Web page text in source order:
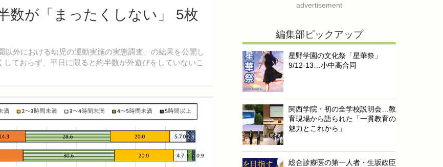
数が「まったくしない」 5枚
外における幼児の運動実施の実態調査」の結果を公開し
ておらず、平日に限ると約半数が外遊びをしていないこ
advertisement
編集部ピックアップ
星野学園の文化祭「星華祭」
9/12-13…小中高合同
関西学院・初の全学校説明会…教
育現場から語られた「一貫教育の
魅力とこれから」
総合診療医の第一人者・生坂政臣